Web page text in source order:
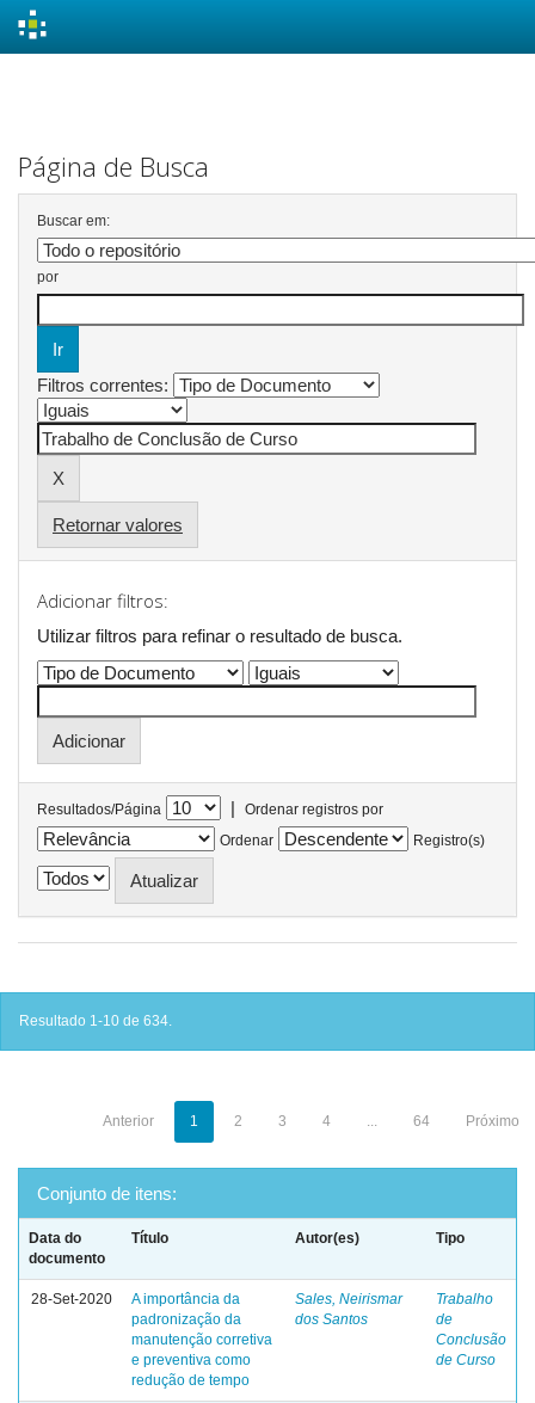
Página de Busca
Buscar em:
por
Filtros correntes:
Retornar valores
Adicionar filtros:
Utilizar filtros para refinar o resultado de busca.
Resultados/Página |
Ordenar registros por
Ordenar
Registro(s)
Resultado 1-10 de 634.
Anterior 1 2 3 4 ... 64 Próximo
Conjunto de itens:
Data do
documento
Título Autor(es) Tipo
28-Set-2020
A importância da
padronização da
manutenção corretiva
e preventiva como
redução de tempo
Sales, Neirismar
dos Santos
Trabalho
de
Conclusão
de Curso